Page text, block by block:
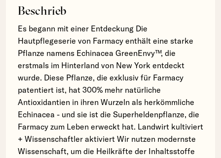
Beschrieb
Es begann mit einer Entdeckung Die
Hautpflegeserie von Farmacy enthält eine starke
Pflanze namens Echinacea GreenEnvy™, die
erstmals im Hinterland von New York entdeckt
wurde. Diese Pflanze, die exklusiv für Farmacy
patentiert ist, hat 300% mehr natürliche
Antioxidantien in ihren Wurzeln als herkömmliche
Echinacea - und sie ist die Superheldenpflanze, die
Farmacy zum Leben erweckt hat. Landwirt kultiviert
+ Wissenschaftler aktiviert Wir nutzen modernste
Wissenschaft, um die Heilkräfte der Inhaltsstoffe